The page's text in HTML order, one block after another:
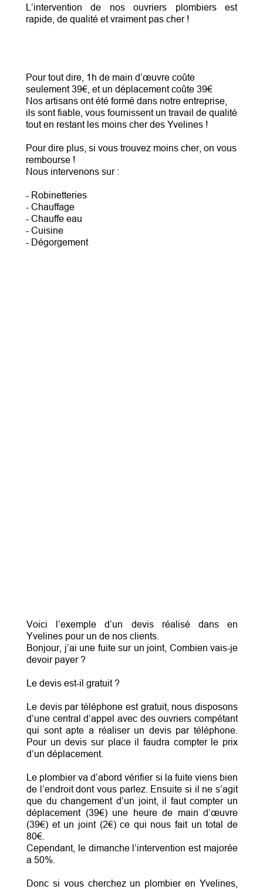
Pour tout dire, 1h de main d’œuvre coûte
seulement 39€, et un déplacement coûte 39€
Nos artisans ont été formé dans notre entreprise,
ils sont fiable, vous fournissent un travail de qualité
tout en restant les moins cher des Yvelines !
Pour dire plus, si vous trouvez moins cher, on vous
rembourse !
Nous intervenons sur :
- Robinetteries
- Chauffage
- Chauffe eau
- Cuisine
- Dégorgement
Voici l’exemple d’un devis réalisé dans en
Yvelines pour un de nos clients.
Bonjour, j’ai une fuite sur un joint, Combien vais-je
devoir payer ?
Le devis est-il gratuit ?
Le devis par téléphone est gratuit, nous disposons
d’une central d’appel avec des ouvriers compétant
qui sont apte a réaliser un devis par téléphone.
Pour un devis sur place il faudra compter le prix
d’un déplacement.
Le plombier va d’abord vérifier si la fuite viens bien
de l’endroit dont vous parlez. Ensuite si il ne s’agit
que du changement d’un joint, il faut compter un
déplacement (39€) une heure de main d’œuvre
(39€) et un joint (2€) ce qui nous fait un total de
80€.
Cependant, le dimanche l’intervention est majorée
a 50%.
Donc si vous cherchez un plombier en Yvelines,
L’intervention de nos ouvriers plombiers est
rapide, de qualité et vraiment pas cher !